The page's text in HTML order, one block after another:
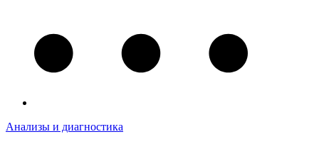
Анализы и диагностика